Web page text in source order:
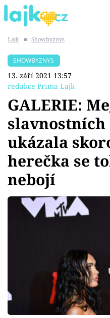
SHOPAHOLICADEL
Témata
Showbyznys
Youtubeři
Virály
Sledujte prima+
Přihlášení
Lajk ■ Showbyznys
SHOWBYZNYS
13. září 2021 13:57
redakce Prima Lajk
GALERIE:
slavnostních
ukázala
herečka se
nebojí